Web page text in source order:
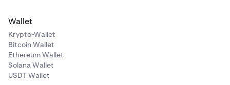
Wallet
Krypto-Wallet
Bitcoin Wallet
Ethereum Wallet
Solana Wallet
USDT Wallet